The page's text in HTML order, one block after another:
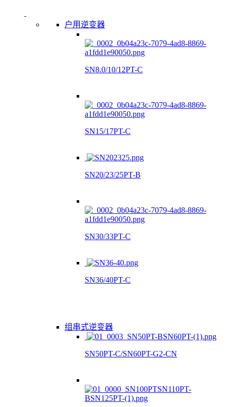
户用逆变器
SN8.0/10/12PT-C
SN15/17PT-C
SN20/23/25PT-B
SN30/33PT-C
SN36/40PT-C
组串式逆变器
SN50PT-C/SN60PT-G2-CN